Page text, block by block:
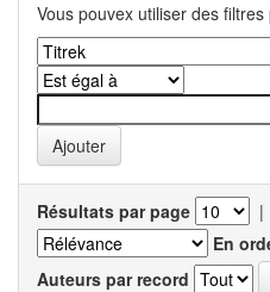
Vous pouvex utiliser des
Résultats par page |
En
Auteurs par record